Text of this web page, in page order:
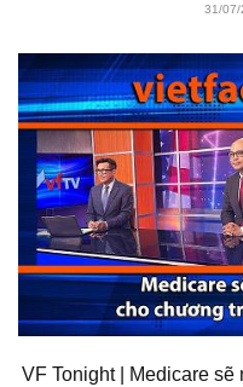
31/07/
VF Tonight | Medicare